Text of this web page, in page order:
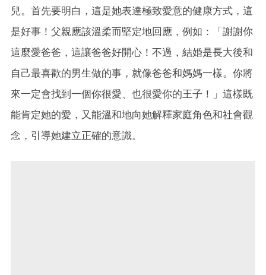
兒。首先要明白，這是她表達極致愛意的健康方式，這
是好事！父親應該溫柔而堅定地回應，例如：「謝謝你
這麼愛爸爸，這讓爸爸好開心！不過，結婚是長大後和
自己最喜歡的男生做的事，就像爸爸和媽媽一樣。你將
來一定會找到一個你很愛、也很愛你的王子！」這樣既
能肯定她的愛，又能溫和地向她解釋家庭角色和社會觀
念，引導她建立正確的意識。